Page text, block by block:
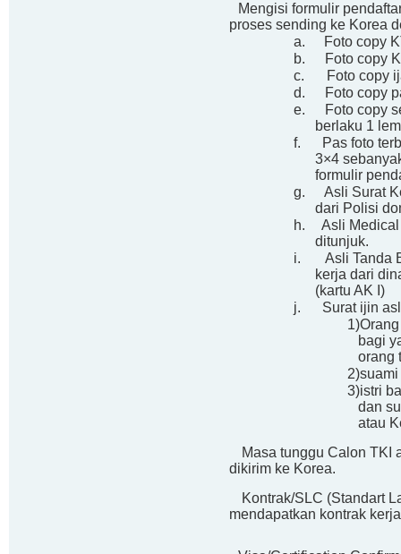
Mengisi formulir
proses sending ke Korea
a. Foto copy
b. Foto copy
c. Foto copy
d. Foto copy
e.
Foto copy
berlaku 1
f.
Pas foto
3×4
formulir
g.
Asli Surat
dari Polisi
h.
Asli
ditunjuk.
i.
Asli Tanda
kerja dari
(kartu AK I)
j. Surat ijin
1)
bagi
orang
2)
3)istri
dan
atau
Masa tunggu Calon TKI
dikirim ke Korea.
Kontrak/SLC (Standart
mendapatkan kontrak